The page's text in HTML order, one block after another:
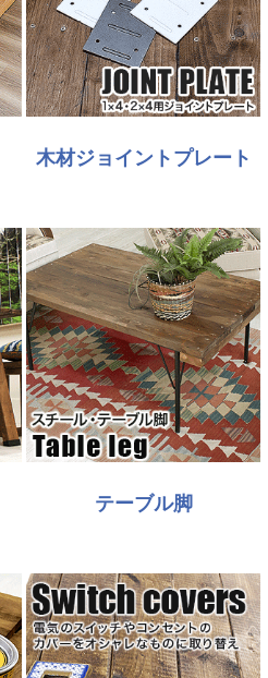
木材ジョイントプレート
テーブル脚